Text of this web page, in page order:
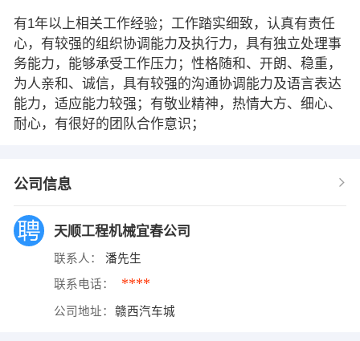
有1年以上相关工作经验；工作踏实细致，认真有责任
心，有较强的组织协调能力及执行力，具有独立处理事
务能力，能够承受工作压力；性格随和、开朗、稳重，
为人亲和、诚信，具有较强的沟通协调能力及语言表达
能力，适应能力较强；有敬业精神，热情大方、细心、
耐心，有很好的团队合作意识；
公司信息
天顺工程机械宜春公司
联系人： 潘先生
联系电话： ****
公司地址： 赣西汽车城